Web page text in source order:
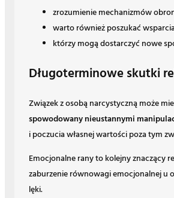
zrozumienie mechanizmów
warto również poszukać
którzy mogą dostarczyć nowe
Długoterminowe skutki
Związek z osobą narcystyczną może
spowodowany nieustannymi
i poczucia własnej wartości poza tym
Emocjonalne rany to kolejny znaczący
zaburzenie równowagi emocjonalnej u
lęki.